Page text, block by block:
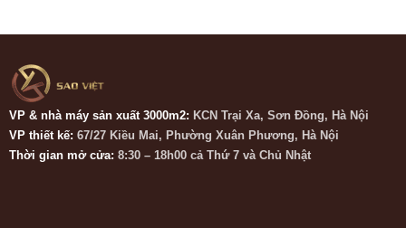
VP & nhà máy sản xuất 3000m2: KCN Trại Xa, Sơn Đồng, Hà Nội
VP thiết kế: 67/27 Kiều Mai, Phường Xuân Phương, Hà Nội
Thời gian mở cửa: 8:30 – 18h00 cả Thứ 7 và Chủ Nhật